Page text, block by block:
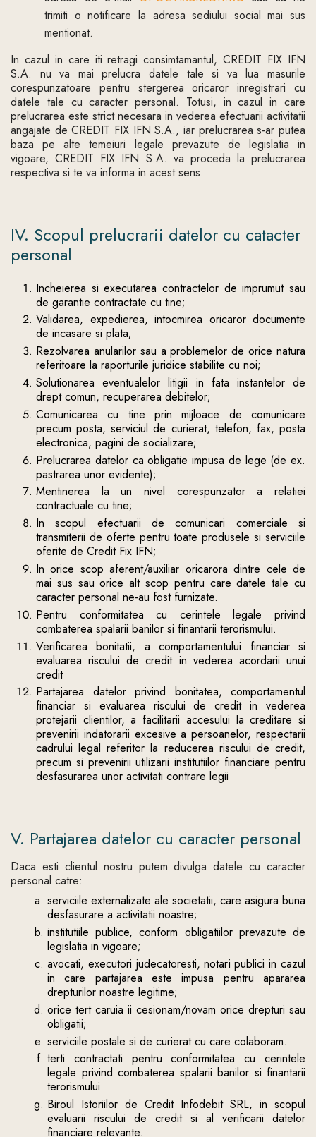
trimiti o notificare la adresa sediului social mai sus
mentionat.
In cazul in care iti retragi consimtamantul, CREDIT FIX IFN
S.A. nu va mai prelucra datele tale si va lua masurile
corespunzatoare pentru stergerea oricaror inregistrari cu
datele tale cu caracter personal. Totusi, in cazul in care
prelucrarea este strict necesara in vederea efectuarii activitatii
angajate de CREDIT FIX IFN S.A., iar prelucrarea s-ar putea
baza pe alte temeiuri legale prevazute de legislatia in
vigoare, CREDIT FIX IFN S.A. va proceda la prelucrarea
respectiva si te va informa in acest sens.
IV. Scopul prelucrarii datelor cu catacter
personal
Incheierea si executarea contractelor de imprumut sau
de garantie contractate cu tine;
Validarea, expedierea, intocmirea oricaror documente
de incasare si plata;
Rezolvarea anularilor sau a problemelor de orice natura
referitoare la raporturile juridice stabilite cu noi;
Solutionarea eventualelor litigii in fata instantelor de
drept comun, recuperarea debitelor;
Comunicarea cu tine prin mijloace de comunicare
precum posta, serviciul de curierat, telefon, fax, posta
electronica, pagini de socializare;
Prelucrarea datelor ca obligatie impusa de lege (de ex.
pastrarea unor evidente);
Mentinerea la un nivel corespunzator a relatiei
contractuale cu tine;
In scopul efectuarii de comunicari comerciale si
transmiterii de oferte pentru toate produsele si serviciile
oferite de Credit Fix IFN;
In orice scop aferent/auxiliar oricarora dintre cele de
mai sus sau orice alt scop pentru care datele tale cu
caracter personal ne-au fost furnizate.
Pentru conformitatea cu cerintele legale privind
combaterea spalarii banilor si finantarii terorismului.
Verificarea bonitatii, a comportamentului financiar si
evaluarea riscului de credit in vederea acordarii unui
credit
Partajarea datelor privind bonitatea, comportamentul
financiar si evaluarea riscului de credit in vederea
protejarii clientilor, a facilitarii accesului la creditare si
prevenirii indatorarii excesive a persoanelor, respectarii
cadrului legal referitor la reducerea riscului de credit,
precum si prevenirii utilizarii institutiilor financiare pentru
desfasurarea unor activitati contrare legii
V. Partajarea datelor cu caracter personal
Daca esti clientul nostru putem divulga datele cu caracter
personal catre:
serviciile externalizate ale societatii, care asigura buna
desfasurare a activitatii noastre;
institutiile publice, conform obligatiilor prevazute de
legislatia in vigoare;
avocati, executori judecatoresti, notari publici in cazul
in care partajarea este impusa pentru apararea
drepturilor noastre legitime;
orice tert caruia ii cesionam/novam orice drepturi sau
obligatii;
serviciile postale si de curierat cu care colaboram.
terti contractati pentru conformitatea cu cerintele
legale privind combaterea spalarii banilor si finantarii
terorismului
Biroul Istoriilor de Credit Infodebit SRL, in scopul
evaluarii riscului de credit si al verificarii datelor
financiare relevante.